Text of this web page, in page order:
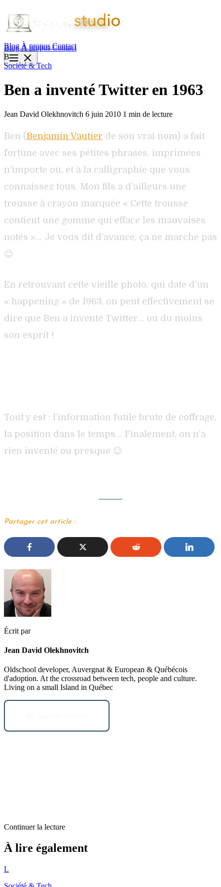
Blog À propos Contact
BlogÀ proposContact
B
Société & Tech
Ben a inventé Twitter en 1963
Jean David Olekhnovitch 6 juin 2010 1 min de lecture
Ben (Benjamin Vautier de son vrai nom) a fait
fortune avec ses petites phrases, imprimées
n’importe où, et à la calligraphie que vous
connaissez tous. Mon fils a d’ailleurs une
trousse à crayon marquée « Cette trousse
contient une gomme qui efface les mauvaises
notes »… Je vous dit d’avance, ça ne marche pas
😉
En retrouvant cette vieille photo, qui date d’un
« happening » de 1963, on peut effectivement se
dire que Ben a inventé Twitter… ou du moins
son esprit !
Tout y est : l’information futile brute de coffrage,
la position dans le temps… Finalement, on n’a
rien inventé ou presque 😉
Partager cet article :
Écrit par
Jean David Olekhnovitch
Oldschool developer, Auvergnat & European & Québécois
d'adoption. At the crossroad between tech, people and culture.
Living on a small Island in Québec
Continuer la lecture
À lire également
L